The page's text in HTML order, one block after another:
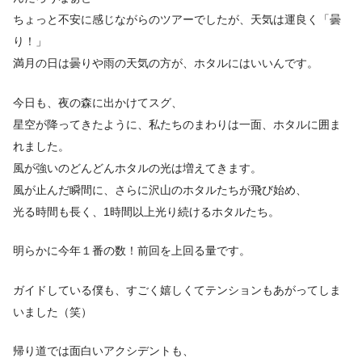
ちょっと不安に感じながらのツアーでしたが、天気は運良く「曇
り！」
満月の日は曇りや雨の天気の方が、ホタルにはいいんです。
今日も、夜の森に出かけてスグ、
星空が降ってきたように、私たちのまわりは一面、ホタルに囲ま
れました。
風が強いのどんどんホタルの光は増えてきます。
風が止んだ瞬間に、さらに沢山のホタルたちが飛び始め、
光る時間も長く、1時間以上光り続けるホタルたち。
明らかに今年１番の数！前回を上回る量です。
ガイドしている僕も、すごく嬉しくてテンションもあがってしま
いました（笑）
帰り道では面白いアクシデントも、